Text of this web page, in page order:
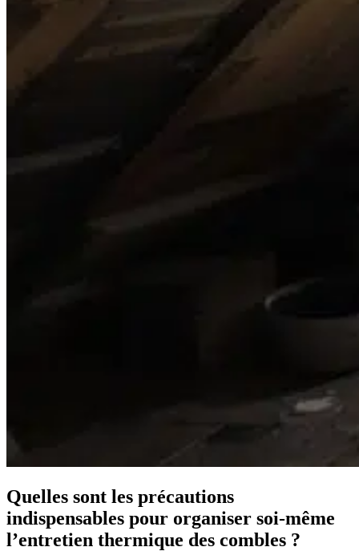
Quelles sont les précautions
indispensables pour organiser soi-même
l’entretien thermique des combles ?